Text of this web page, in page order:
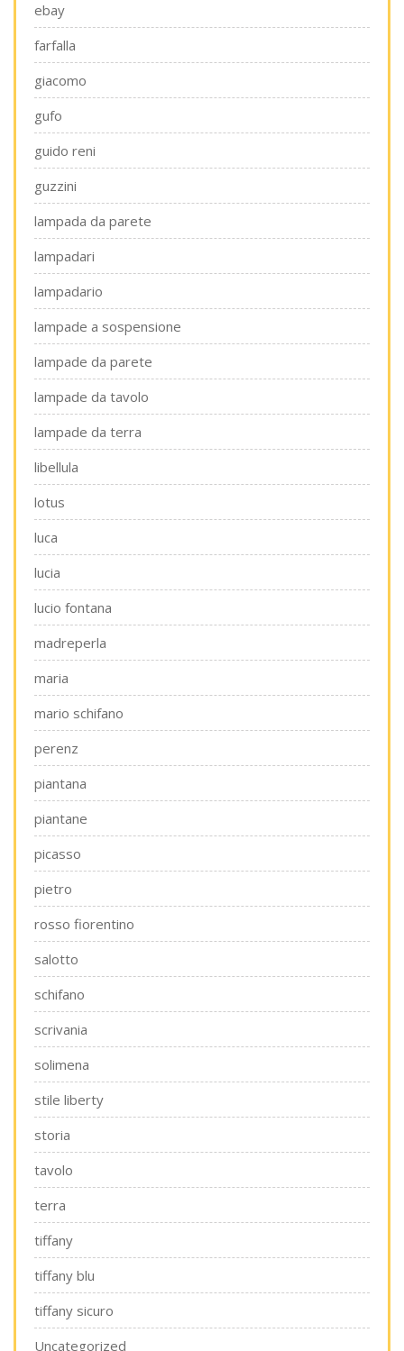
ebay
farfalla
giacomo
gufo
guido reni
guzzini
lampada da parete
lampadari
lampadario
lampade a sospensione
lampade da parete
lampade da tavolo
lampade da terra
libellula
lotus
luca
lucia
lucio fontana
madreperla
maria
mario schifano
perenz
piantana
piantane
picasso
pietro
rosso fiorentino
salotto
schifano
scrivania
solimena
stile liberty
storia
tavolo
terra
tiffany
tiffany blu
tiffany sicuro
Uncategorized